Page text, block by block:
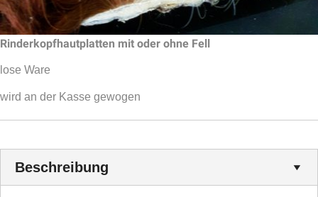
Rinderkopfhautplatten mit oder ohne Fell
lose Ware
wird an der Kasse gewogen
Beschreibung